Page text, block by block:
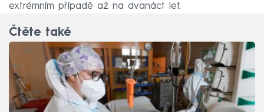
extrémním případě až na dvanáct let.
Čtěte také